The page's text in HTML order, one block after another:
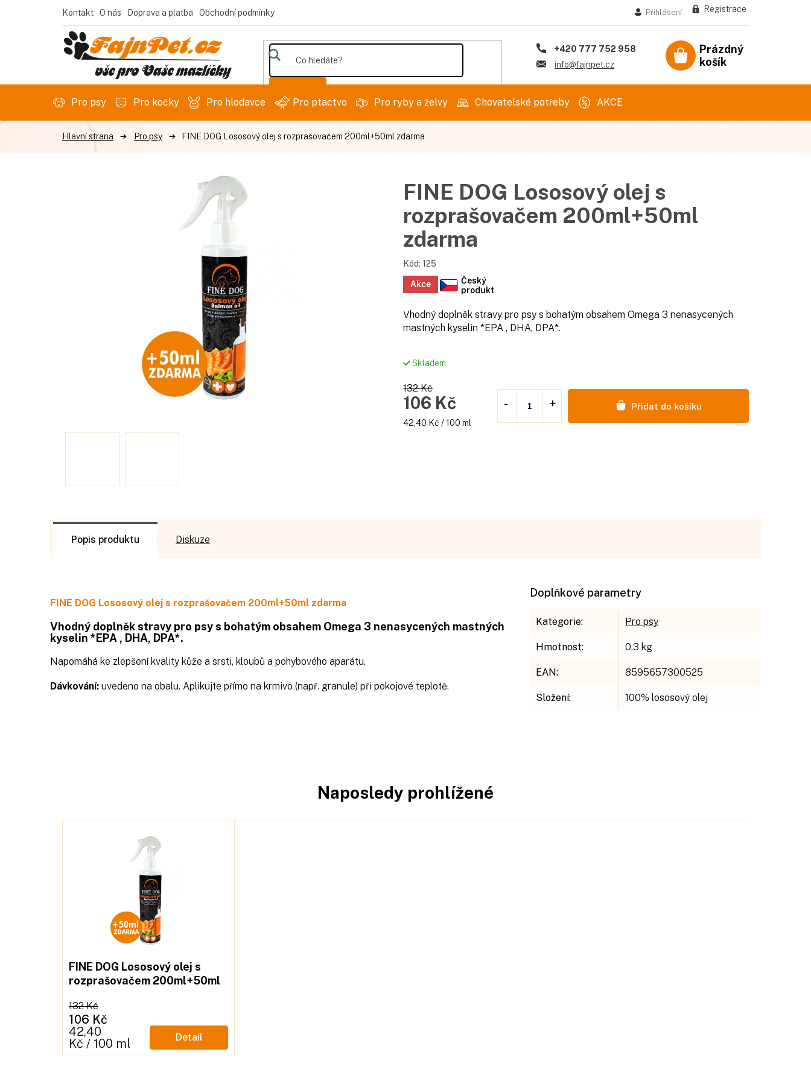
Kontakt O nás Doprava a platba Obchodní podmínky Přihlášení Registrace
+420 777 752 958
info@fajnpet.cz
Prázdný
košík
Pro psy Pro kočky Pro hlodavce Pro ptactvo Pro ryby a želvy Chovatelské potřeby AKCE
Pro psy FINE DOG Lososový olej s rozprašovačem 200ml+50ml zdarma
Skladem
132 Kč
106 Kč
Měrná
42,40 Kč / 100 ml
Přidat do košíku
Vhodný doplněk stravy pro psy s bohatým obsahem Omega 3 nenasycených
mastných kyselin *EPA , DHA, DPA*.
FINE DOG Lososový olej s
rozprašovačem 200ml+50ml
zdarma
Kód: 125
Akce
Český
produkt
Popis Diskuze
FINE DOG Lososový olej s rozprašovačem 200ml+50ml zdarma
Vhodný doplněk stravy pro psy s bohatým obsahem Omega 3 nenasycených mastných
kyselin *EPA , DHA, DPA*.
Napomáhá ke zlepšení kvality kůže a srsti, kloubů a pohybového aparátu.
Dávkování: uvedeno na obalu. Aplikujte přímo na krmivo (např. granule) při pokojové teplotě.
Doplňkové parametry
Kategorie: Pro psy
Hmotnost: 0.3 kg
EAN: 8595657300525
Složení: 100% lososový olej
Naposledy prohlížené
FINE DOG Lososový olej s
rozprašovačem 200ml+50ml
132 Kč
106 Kč
Měrná
cena:
42,40
Kč / 100 ml
Detail